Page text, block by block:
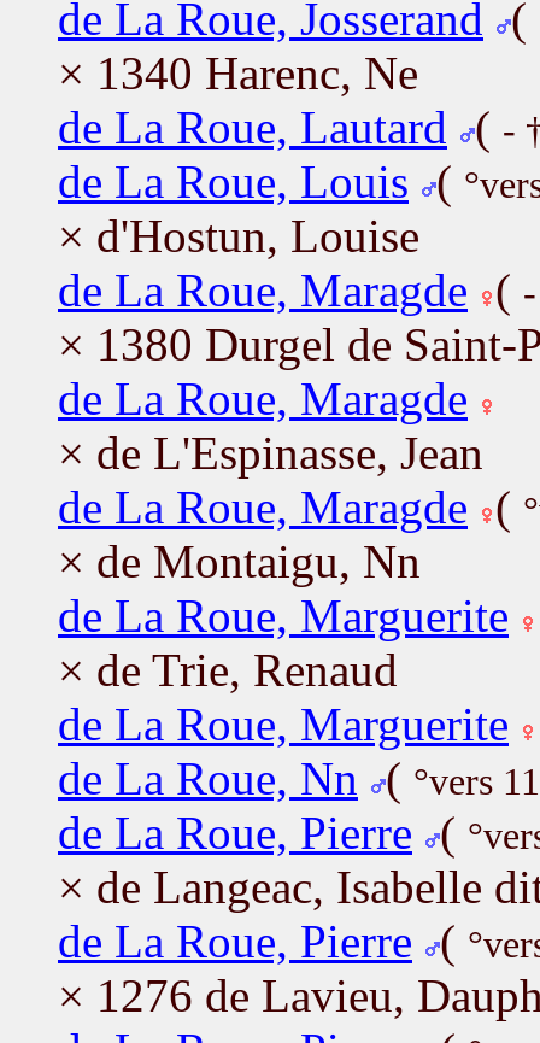
de La Roue, Josserand (
× 1340 Harenc, Ne
de La Roue, Lautard
( -
de La Roue, Louis (
× d'Hostun, Louise
de La Roue, Maragde (
× 1380 Durgel de Saint-
de La Roue, Maragde
× de L'Espinasse, Jean
de La Roue, Maragde (
× de Montaigu, Nn
de La Roue, Marguerite
× de Trie, Renaud
de La Roue, Marguerite
de La Roue, Nn
( °vers
de La Roue, Pierre (
× de Langeac, Isabelle
de La Roue, Pierre (
× 1276 de Lavieu,